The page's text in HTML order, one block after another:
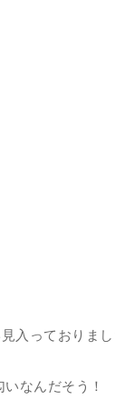
入っておりま
なんだそう！